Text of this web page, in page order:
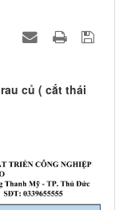
củ ( cắt thái